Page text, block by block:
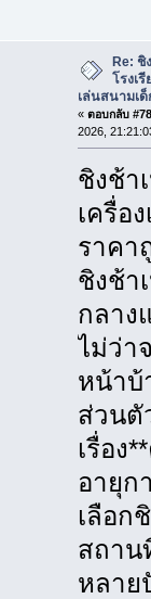
Re: ชิ
โรงเ
เล่นสนามเ
« ตอบกลับ
2026,
ชิงช้า
เครื่อ
ราคา
ชิงช้า
กลาง
ไม่ว่า
หน้าบ้
ส่วนตั
เรื่อง
อายุก
เลือก
สถาน
หลาย